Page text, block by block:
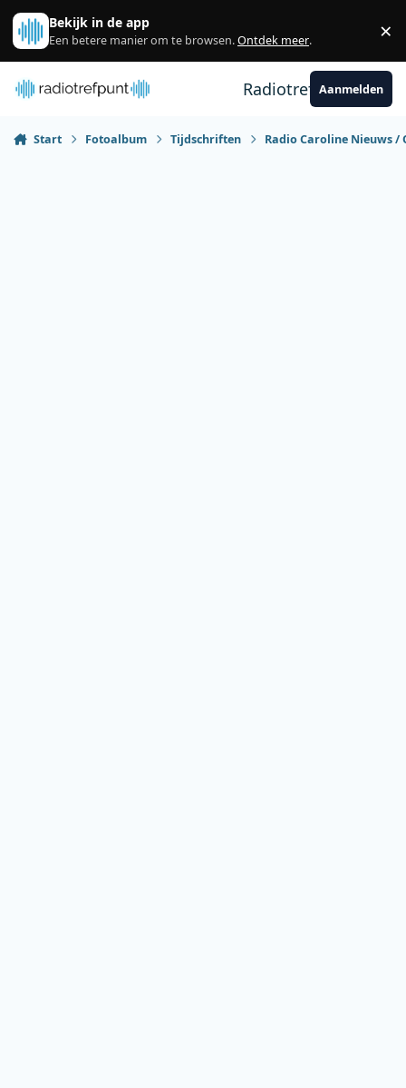
Spring naar bijdragen
Bekijk in de app
Een betere manier om te browsen.Ontdek meer. ×
RadiotrefpuntAanmelden
Start Fotoalbum Tijdschriften Radio Caroline Nieuws /